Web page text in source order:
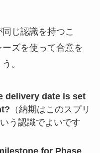
じ認識を持つこ
ズを使って合意を
。
delivery date is set
（納期はこのスプリ
う認識でよいです
for Phase